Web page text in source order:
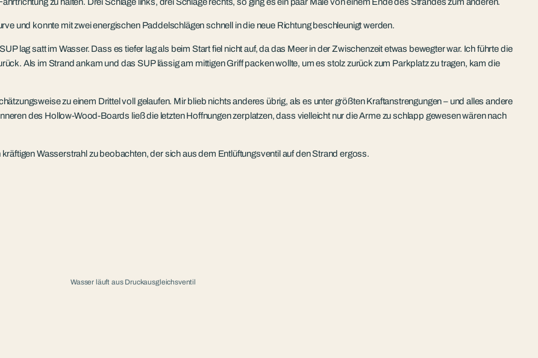
und konnte mit zwei energischen Paddelschlägen schnell in die neue Richtung beschleunigt werden.
lag satt im Wasser. Dass es tiefer lag als beim Start fiel nicht auf, da das Meer in der Zwischenzeit etwas bewegter war. Ich führte die
Als im Strand ankam und das SUP lässig am mittigen Griff packen wollte, um es stolz zurück zum Parkplatz zu tragen, kam die
zu einem Drittel voll gelaufen. Mir blieb nichts anderes übrig, als es unter größten Kraftanstrengungen – und alles andere
des Hollow-Wood-Boards ließ die letzten Hoffnungen zerplatzen, dass vielleicht nur die Arme zu schlapp gewesen wären nach
Wasserstrahl zu beobachten, der sich aus dem Entlüftungsventil auf den Strand ergoss.
Wasser läuft aus Druckausgleichsventil